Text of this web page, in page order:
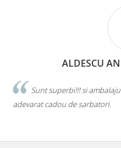
ALDESCU
Sunt superbi!!! si
adevarat cadou de sarbatori.